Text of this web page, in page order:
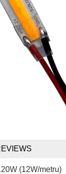
(12W/metru)